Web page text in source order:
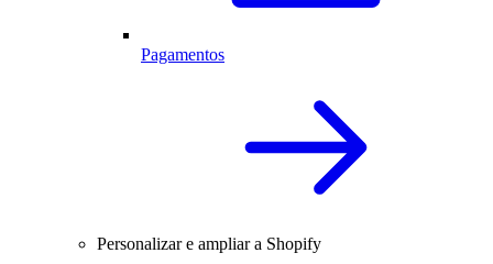
Pagamentos
Personalizar e ampliar a Shopify